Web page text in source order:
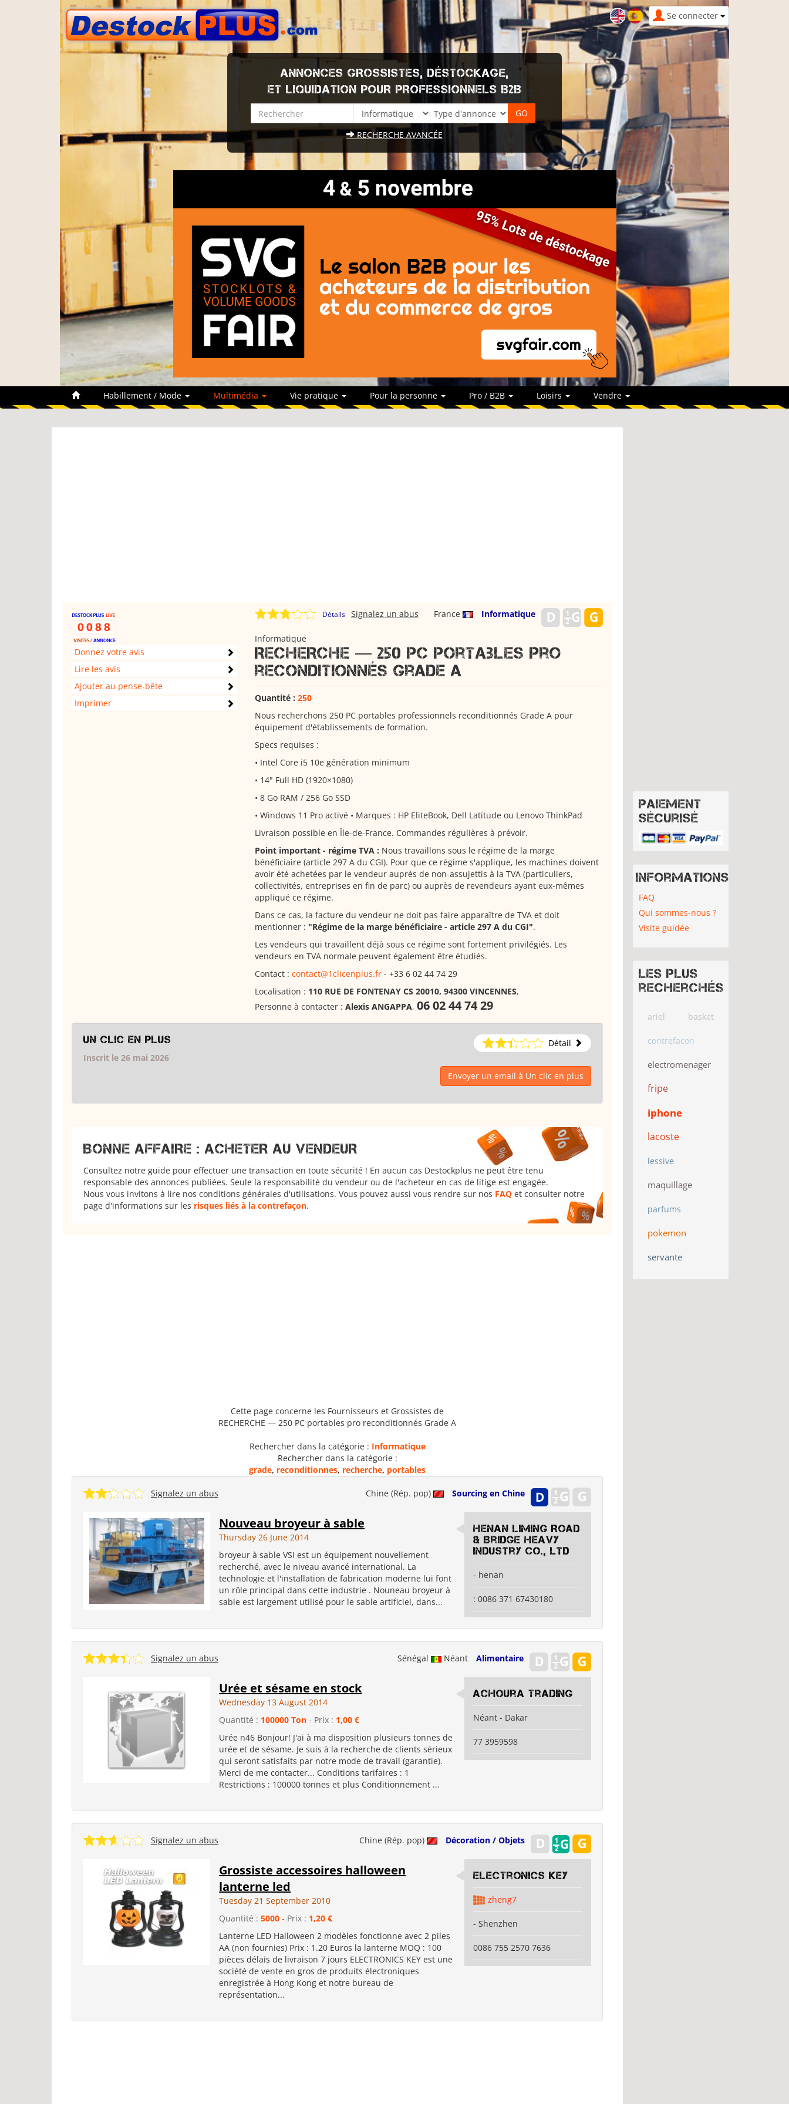
Se connecter
ANNONCES GROSSISTES, DÉSTOCKAGE,
ET LIQUIDATION POUR PROFESSIONNELS B2B
RECHERCHE AVANCÉE
Habillement / Mode Multimédia Vie pratique Pour la personne Pro / B2B Loisirs Vendre
Donnez votre avis
Lire les avis
Ajouter au pense-bête
Imprimer
Détails France Informatique
Signalez un abus
Informatique
RECHERCHE — 250 PC portables pro
reconditionnés Grade A
Quantité : 250
Nous recherchons 250 PC portables professionnels reconditionnés Grade A pour
équipement d'établissements de formation.
Specs requises :
• Intel Core i5 10e génération minimum
• 14" Full HD (1920×1080)
• 8 Go RAM / 256 Go SSD
• Windows 11 Pro activé • Marques : HP EliteBook, Dell Latitude ou Lenovo ThinkPad
Livraison possible en Île-de-France. Commandes régulières à prévoir.
Point important - régime TVA : Nous travaillons sous le régime de la marge
bénéficiaire (article 297 A du CGI). Pour que ce régime s'applique, les machines doivent
avoir été achetées par le vendeur auprès de non-assujettis à la TVA (particuliers,
collectivités, entreprises en fin de parc) ou auprès de revendeurs ayant eux-mêmes
appliqué ce régime.
Dans ce cas, la facture du vendeur ne doit pas faire apparaître de TVA et doit
mentionner : "Régime de la marge bénéficiaire - article 297 A du CGI".
Les vendeurs qui travaillent déjà sous ce régime sont fortement privilégiés. Les
vendeurs en TVA normale peuvent également être étudiés.
Contact : contact@1clicenplus.fr- +33 6 02 44 74 29
Localisation : 110 RUE DE FONTENAY CS 20010, 94300 VINCENNES,
Personne à contacter : Alexis ANGAPPA, 06 02 44 74 29
Un clic en plus
Détail
Inscrit le 26 mai 2026
Envoyer un email à Un clic en plus
BONNE AFFAIRE : ACHETER AU VENDEUR
Consultez notre guide pour effectuer une transaction en toute sécurité ! En aucun cas Destockplus ne peut être tenu
responsable des annonces publiées. Seule la responsabilité du vendeur ou de l'acheteur en cas de litige est engagée.
Nous vous invitons à lire nos conditions générales d'utilisations. Vous pouvez aussi vous rendre sur nos FAQ et consulter notre
page d'informations sur les risques liés à la contrefaçon.
Cette page concerne les Fournisseurs et Grossistes de
RECHERCHE — 250 PC portables pro reconditionnés Grade A
Rechercher dans la catégorie : Informatique
Rechercher dans la catégorie :
grade, reconditionnes, recherche, portables
Chine (Rép. pop) Sourcing en Chine
Signalez un abus
Nouveau broyeur à sable
Thursday 26 June 2014
broyeur à sable VSI est un équipement nouvellement
recherché, avec le niveau avancé international. La
technologie et l'installation de fabrication moderne lui font
un rôle principal dans cette industrie . Nouneau broyeur à
sable est largement utilisé pour le sable artificiel, dans...
Henan Liming Road
& Bridge Heavy
Industry Co., Ltd
- henan
: 0086 371 67430180
Sénégal Néant Alimentaire
Signalez un abus
Urée et sésame en stock
Wednesday 13 August 2014
Quantité : 100000 Ton - Prix : 1,00 €
Urée n46 Bonjour! J'ai à ma disposition plusieurs tonnes de
urée et de sésame. Je suis à la recherche de clients sérieux
qui seront satisfaits par notre mode de travail (garantie).
Merci de me contacter... Conditions tarifaires : 1
Restrictions : 100000 tonnes et plus Conditionnement ...
Achoura Trading
Néant - Dakar
77 3959598
Chine (Rép. pop) Décoration / Objets
Signalez un abus
Grossiste accessoires halloween
lanterne led
Tuesday 21 September 2010
Quantité :5000 - Prix : 1,20 €
Lanterne LED Halloween 2 modèles fonctionne avec 2 piles
AA (non fournies) Prix : 1.20 Euros la lanterne MOQ : 100
pièces délais de livraison 7 jours ELECTRONICS KEY est une
société de vente en gros de produits électroniques
enregistrée à Hong Kong et notre bureau de
représentation...
Electronics key
zheng7
- Shenzhen
0086 755 2570 7636
Paiement
sécurisé
Informations
FAQ
Qui sommes-nous ?
Visite guidée
Les plus
recherchés
ariel basket
contrefacon
electromenager
fripe
iphone
lacoste
lessive
maquillage
parfums
pokemon
servante